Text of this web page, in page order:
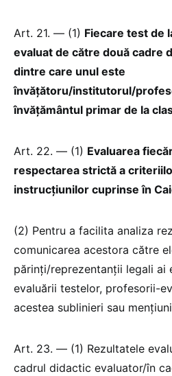
Art. 21. — (1) Fiecare test de
evaluat de către două cadre
dintre care unul este
învățătoru/institutorul/
învățământul primar de la
Art. 22. — (1) Evaluarea
respectarea strictă a
instrucțiunilor cuprinse în
(2) Pentru a facilita analiza
comunicarea acestora către
părinți/reprezentanții legali ai
evaluării testelor, profesorii-
acestea sublinieri sau
Art. 23. — (1) Rezultatele
cadrul didactic evaluator/în